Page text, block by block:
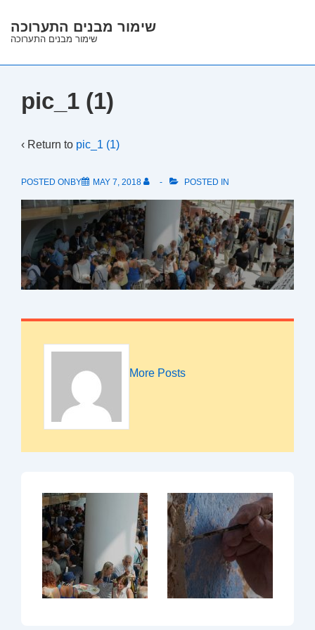
Skip
Main
שימור מבנים התערוכה
שימור מבנים התערוכה
pic_1 (1)
‹ Return to pic_1 (1)
POSTED ONBY MAY 7, 2018 POSTED IN
More Posts